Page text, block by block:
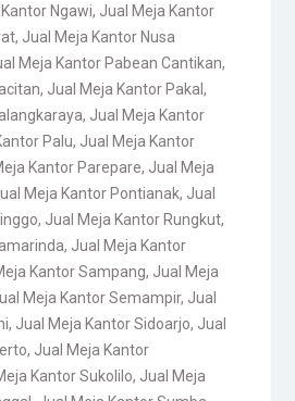
Ngawi, Jual Meja Kantor
, Jual Meja Kantor Nusa
Meja Kantor Pabean Cantikan,
, Jual Meja Kantor Pakal ,
, Jual Meja Kantor
Palu, Jual Meja Kantor
Kantor Parepare, Jual Meja
Meja Kantor Pontianak, Jual
, Jual Meja Kantor Rungkut,
, Jual Meja Kantor
Kantor Sampang, Jual Meja
Meja Kantor Semampir, Jual
, Jual Meja Kantor Sidoarjo, Jual
, Jual Meja Kantor
Kantor Sukolilo, Jual Meja